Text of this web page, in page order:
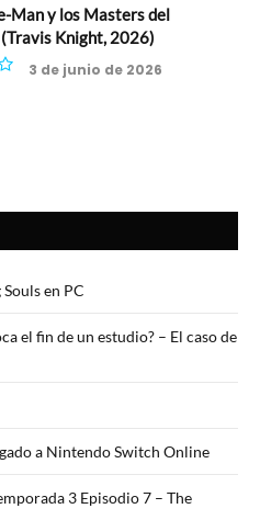
Man y los Masters del
Knight, 2026)
3 de junio de 2026
en PC
el fin de un estudio? – El caso de
a Nintendo Switch Online
3 Episodio 7 – The